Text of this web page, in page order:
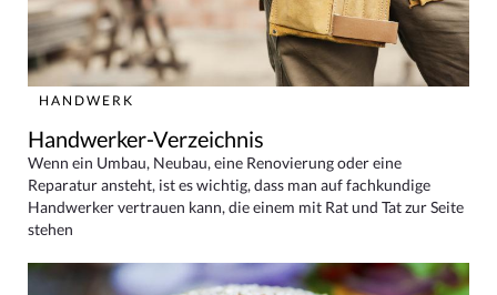
HANDWERK
Handwerker-Verzeichnis
Wenn ein Umbau, Neubau, eine Renovierung oder eine
Reparatur ansteht, ist es wichtig, dass man auf fachkundige
Handwerker vertrauen kann, die einem mit Rat und Tat zur Seite
stehen